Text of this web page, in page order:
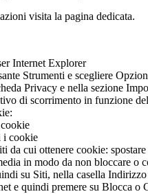
visita la pagina dedicata.
Internet Explorer
Strumenti e scegliere
Privacy e nella sezione
di scorrimento in funzione
cookie
cui ottenere cookie: spostare
in modo da non bloccare o
su Siti, nella casella
e quindi premere su Blocca o